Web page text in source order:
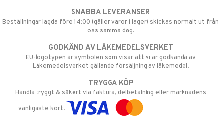
SNABBA LEVERANSER
Beställningar lagda före 14:00 (gäller varor i lager) skickas normalt ut från
oss samma dag.
GODKÄND AV LÄKEMEDELSVERKET
EU-logotypen är symbolen som visar att vi är godkända av
Läkemedelsverket gällande försäljning av läkemedel.
TRYGGA KÖP
Handla tryggt & säkert via faktura, delbetalning eller marknadens
vanligaste kort.